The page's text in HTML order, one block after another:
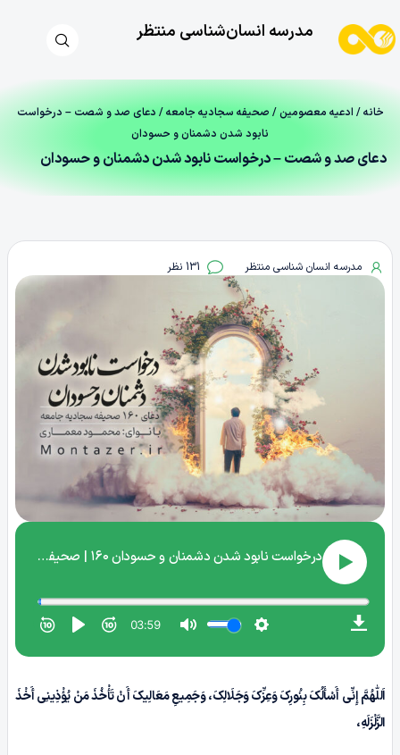
مدرسه انسان‌شناسی منتظر
خانه/ ادعیه معصومین/ صحیفه سجادیه جامعه/ دعای صد و شصت – درخواست
نابود شدن دشمنان و حسودان
دعای صد و شصت – درخواست نابود شدن دشمنان و حسودان
مدرسه انسان شناسی منتظر 131 نظر
اَللّٰهُمَّ إِنِّی أَسْأَلُکَ بِنُورِکَ وَعِزِّکَ وَجَلَالِکَ، وَجَمِیعِ مَعَالِیکَ أَنْ تَأْخُذَ مَنْ یُؤْذِینِی أَخْذَ
الزَّلْزَلَهِ،